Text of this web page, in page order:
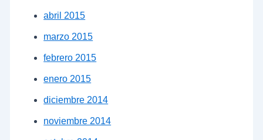
abril 2015
marzo 2015
febrero 2015
enero 2015
diciembre 2014
noviembre 2014